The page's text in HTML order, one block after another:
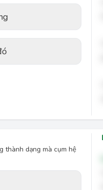
thành dạng mà cụm hệ